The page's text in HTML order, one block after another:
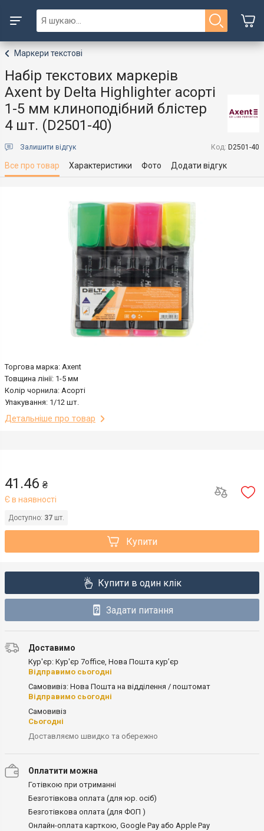
Маркери текстові
Набір текстових маркерів
Axent by Delta Highlighter асорті
1-5 мм клиноподібний блістер
4 шт. (D2501-40)
Залишити відгук Код: D2501-40
Все про товар Характеристики Фото Додати відгук
Торгова марка: Axent
Товщина лінії: 1-5 мм
Колір чорнила: Асорті
Упакування: 1/12 шт.
Детальніше про товар
41.46 ₴
Є в наявності
Доступно: 37 шт.
Купити
Купити в один клік
Задати питання
Доставимо
Кур'єр: Кур'єр 7office, Нова Пошта кур’єр
Відправимо сьогодні
Самовивіз: Нова Пошта на відділення / поштомат
Відправимо сьогодні
Самовивіз
Сьогодні
Доставляємо швидко та обережно
Оплатити можна
Готівкою при отриманні
Безготівкова оплата (для юр. осіб)
Безготівкова оплата (для ФОП )
Онлайн-оплата карткою, Google Pay або Apple Pay